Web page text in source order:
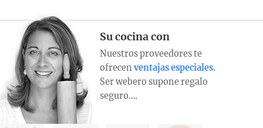
Su cocina con
Nuestros proveedores te
ofrecen ventajas especiales.
Ser webero supone regalo
seguro….